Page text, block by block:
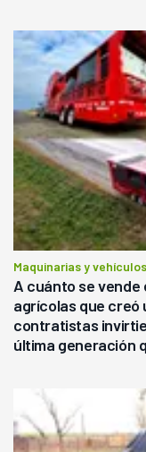
Maquinarias y vehículos
A cuánto se
agrícolas que creó
contratistas
última generación